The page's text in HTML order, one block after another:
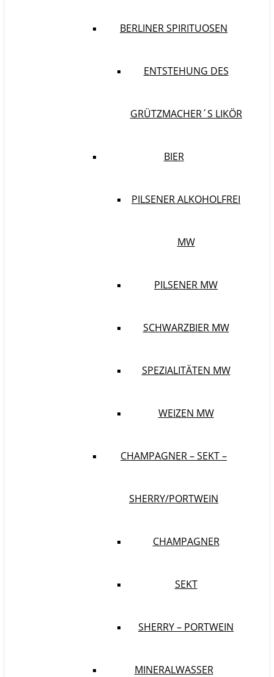
BERLINER SPIRITUOSEN
ENTSTEHUNG DES
GRÜTZMACHER´S LIKÖR
BIER
PILSENER ALKOHOLFREI
MW
PILSENER MW
SCHWARZBIER MW
SPEZIALITÄTEN MW
WEIZEN MW
CHAMPAGNER – SEKT –
SHERRY/PORTWEIN
CHAMPAGNER
SEKT
SHERRY – PORTWEIN
MINERALWASSER